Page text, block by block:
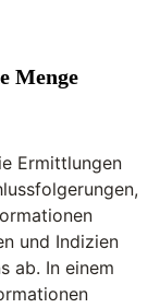
Menge
Ermittlungen
und Indizien
ab. In einem